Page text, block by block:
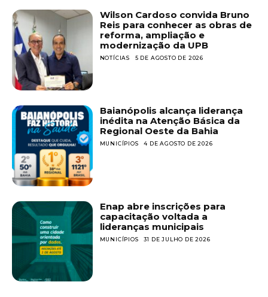
Wilson Cardoso convida Bruno
Reis para conhecer as obras de
reforma, ampliação e
modernização da UPB
NOTÍCIAS 5 DE AGOSTO DE 2026
Baianópolis alcança liderança
inédita na Atenção Básica da
Regional Oeste da Bahia
MUNICÍPIOS 4 DE AGOSTO DE 2026
Enap abre inscrições para
capacitação voltada a
lideranças municipais
MUNICÍPIOS 31 DE JULHO DE 2026